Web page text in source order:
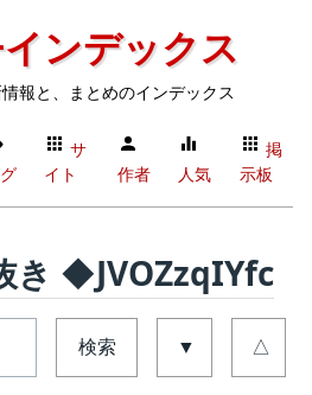
ンデックス
報と、まとめのインデックス
サ
イト
作者 人気
掲
示板
き ◆JVOZzqIYfc
検索 ▼ △